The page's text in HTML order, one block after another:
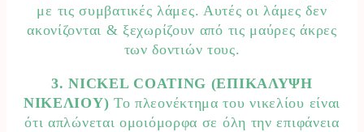
με τις συμβατικές λάμες. Αυτές οι λάμες δεν
ακονίζονται & ξεχωρίζουν από τις μαύρες άκρες
των δοντιών τους.
3. NICKEL COATING (ΕΠΙΚΑΛΥΨΗ
ΝΙΚΕΛΙΟΥ) Το πλεονέκτημα του νικελίου είναι
ότι απλώνεται ομοιόμορφα σε όλη την επιφάνεια